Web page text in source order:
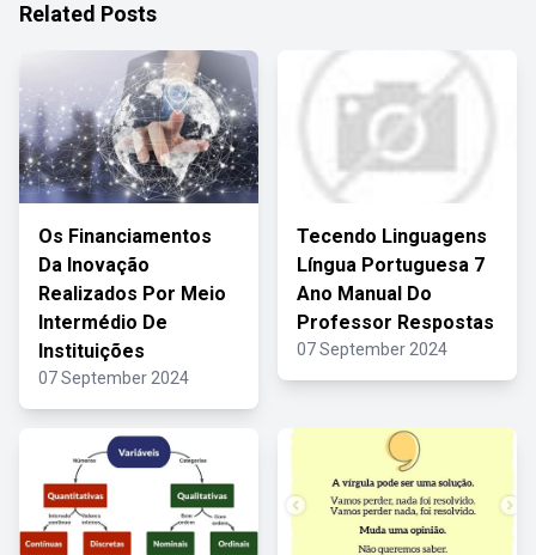
Related Posts
Os Financiamentos
Da Inovação
Realizados Por Meio
Intermédio De
Instituições
07 September 2024
Tecendo Linguagens
Língua Portuguesa 7
Ano Manual Do
Professor Respostas
07 September 2024